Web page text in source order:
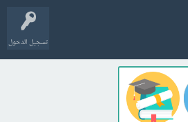
تسجيل الدخول